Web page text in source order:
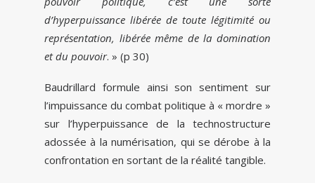
d’hyperpuissance libérée de toute légitimité ou
représentation, libérée même de la domination
et du pouvoir. » (p 30)
Baudrillard formule ainsi son sentiment sur
l’impuissance du combat politique à « mordre »
sur l’hyperpuissance de la technostructure
adossée à la numérisation, qui se dérobe à la
confrontation en sortant de la réalité tangible.